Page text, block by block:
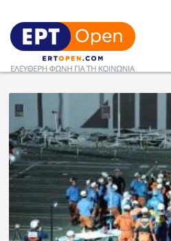
Ειδήσεις
Ελλάδα
Κοινωνία
Πολιτική
Οικονομία